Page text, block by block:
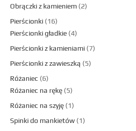
Obrączki z kamieniem 2
Pierścionki 16
Pierścionki gładkie 4
Pierścionki z kamieniami 7
Pierścionki z zawieszką
5
Różaniec
6
Różaniec na rękę 5
Różaniec na szyję 1
Spinki do mankietów 1